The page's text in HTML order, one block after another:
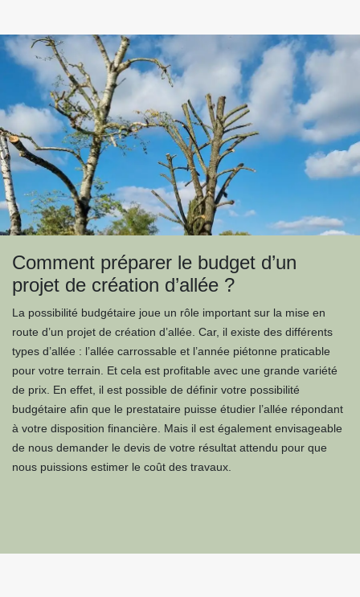
Comment préparer le budget d’un
projet de création d’allée ?
La possibilité budgétaire joue un rôle important sur la mise en
route d’un projet de création d’allée. Car, il existe des différents
types d’allée : l’allée carrossable et l’année piétonne praticable
pour votre terrain. Et cela est profitable avec une grande variété
de prix. En effet, il est possible de définir votre possibilité
budgétaire afin que le prestataire puisse étudier l’allée répondant
à votre disposition financière. Mais il est également envisageable
de nous demander le devis de votre résultat attendu pour que
nous puissions estimer le coût des travaux.